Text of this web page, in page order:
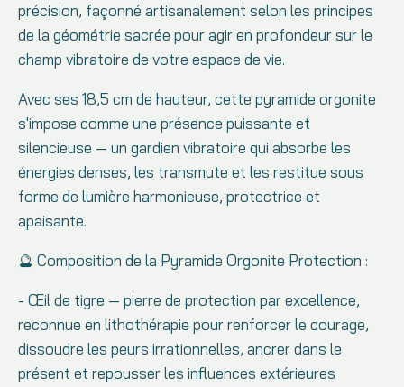
précision, façonné artisanalement selon les principes
de la géométrie sacrée pour agir en profondeur sur le
champ vibratoire de votre espace de vie.
Avec ses 18,5 cm de hauteur, cette pyramide orgonite
s'impose comme une présence puissante et
silencieuse — un gardien vibratoire qui absorbe les
énergies denses, les transmute et les restitue sous
forme de lumière harmonieuse, protectrice et
apaisante.
🔮 Composition de la Pyramide Orgonite Protection :
- Œil de tigre — pierre de protection par excellence,
reconnue en lithothérapie pour renforcer le courage,
dissoudre les peurs irrationnelles, ancrer dans le
présent et repousser les influences extérieures